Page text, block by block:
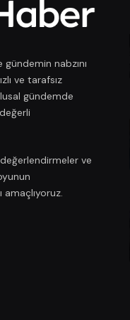
nabzını
ve tarafsız
gündemde
değerlendirmeler ve
amaçlıyoruz.